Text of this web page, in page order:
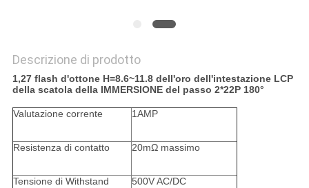
Descrizione di prodotto
1,27 flash d'ottone H=8.6~11.8 dell'oro dell'intestazione LCP
della scatola della IMMERSIONE del passo 2*22P 180°
Valutazione corrente 1AMP
Resistenza di contatto 20mΩ massimo
Tensione di Withstand 500V AC/DC